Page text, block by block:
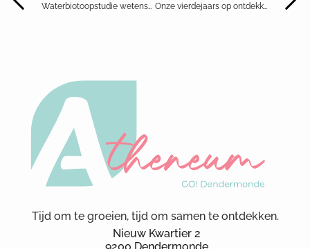
Waterbiotoopstudie wetenschapsklassen
Onze vierdejaars op ontdekking in Gent!
Tijd om te groeien, tijd om samen te ontdekken.
Nieuw Kwartier 2